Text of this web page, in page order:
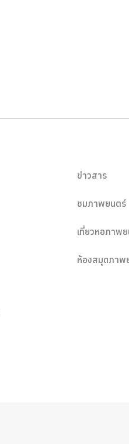
ข่าวสาร
ชมภาพยนตร์
เที่ยวหอภาพ
ห้องสมุดภาพ